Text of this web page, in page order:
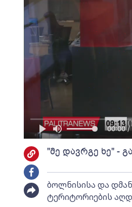
00:00 /
"მე დავრგე ხე" -
ბოლნისისა და
ტერიტორიების